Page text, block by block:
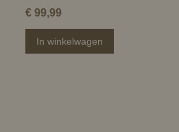
€ 99,99
In winkelwagen